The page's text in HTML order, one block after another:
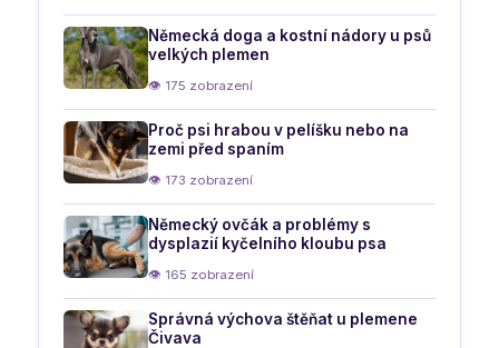
Německá doga a kostní nádory u psů
velkých plemen
👁 175 zobrazení
Proč psi hrabou v pelíšku nebo na
zemi před spaním
👁 173 zobrazení
Německý ovčák a problémy s
dysplazií kyčelního kloubu psa
👁 165 zobrazení
Správná výchova štěňat u plemene
Čivava